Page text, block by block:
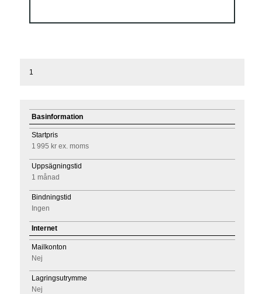
1
Basinformation
Startpris
1 995 kr ex. moms
Uppsägningstid
1 månad
Bindningstid
Ingen
Internet
Mailkonton
Nej
Lagringsutrymme
Nej